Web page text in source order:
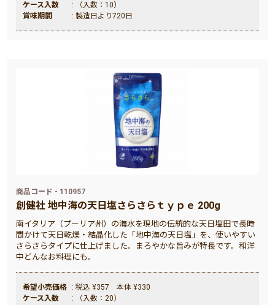
ケース入数
: （入数：10）
賞味期間
: 製造日より720日
商品コード - 110957
創健社 地中海の天日塩さらさらｔｙｐｅ 200g
南イタリア（プーリア州）の海水を現地の伝統的な天日塩田で長時
間かけて天日乾燥・結晶化した「地中海の天日塩」を、使いやすい
さらさらタイプに仕上げました。まろやかな旨みが特長です。和洋
中どんなお料理にも。
希望小売価格
: 税込 ¥357 本体 ¥330
ケース入数
: （入数：20）